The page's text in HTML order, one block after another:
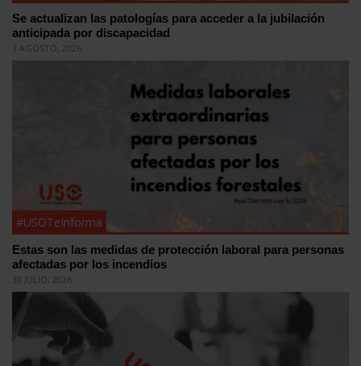
Se actualizan las patologías para acceder a la jubilación
anticipada por discapacidad
3 AGOSTO, 2026
#USOTeInforma
Estas son las medidas de protección laboral para personas
afectadas por los incendios
30 JULIO, 2026